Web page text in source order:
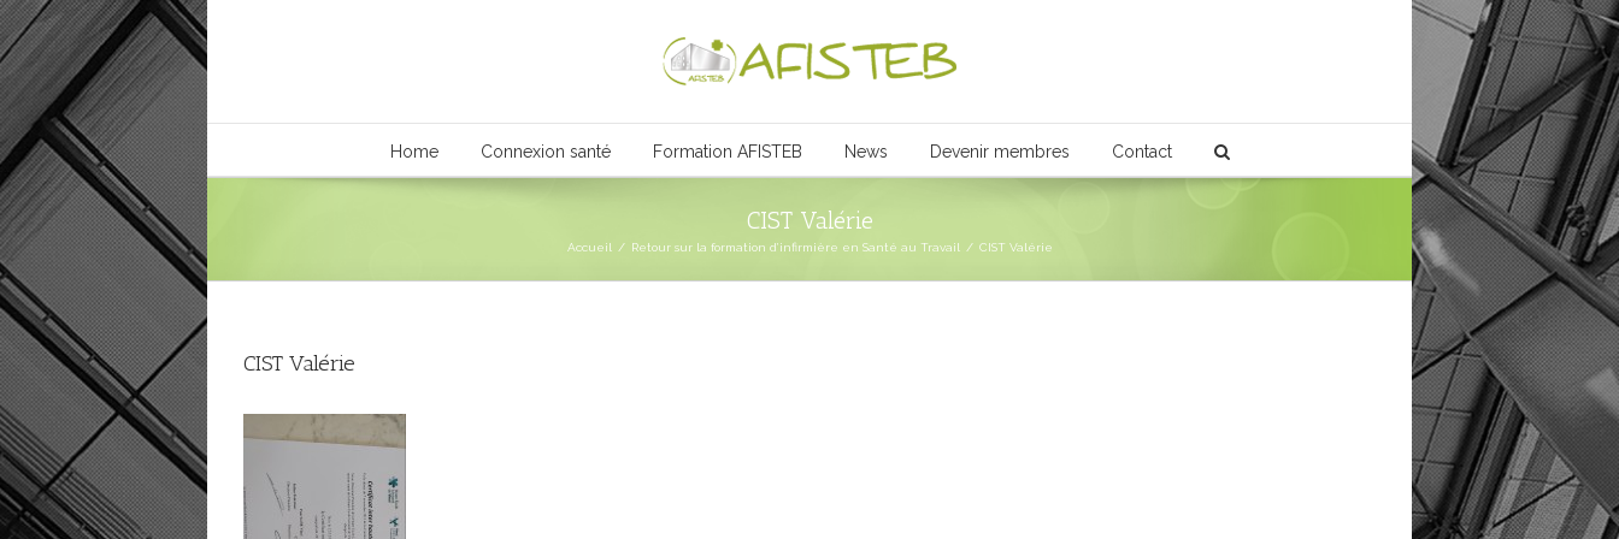
Home Connexion santé Formation AFISTEB News Devenir membres Contact
CIST Valérie
Accueil / Retour sur la formation d’infirmière en Santé au Travail / CIST Valérie
CIST Valérie